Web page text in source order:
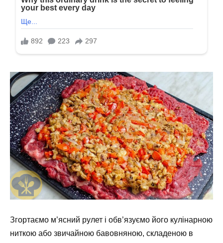
Згортаємо м’ясний рулет і обв’язуємо його кулінарною
ниткою або звичайною бавовняною, складеною в